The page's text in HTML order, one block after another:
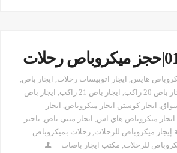
هايس, ايجار اتوبيسات رحلات, ايجار باص,
باص 20 راكب , ايجار باص 21 راكب , ايجار باص
, ايجار كوستر , ايجار ميكروباص, ايجار
ايجار ميكروباص هاي اس, ايجار ميني باص, تاجير
إيجار ميكروباص للرحلات, رحلات بميكروباص
للرحلات, مكتب ايجار باصات